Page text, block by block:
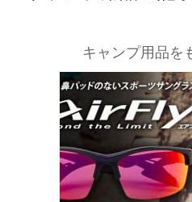
キャンプ用品